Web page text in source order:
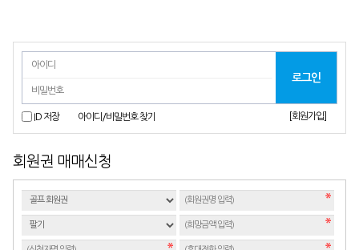
ID 저장 아이디/비밀번호 찾기 [회원가입]
회원권 매매신청